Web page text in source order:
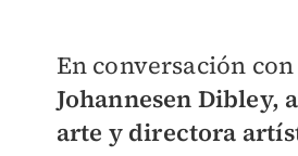
En conversación con
Johannesen Dibley,
arte y directora